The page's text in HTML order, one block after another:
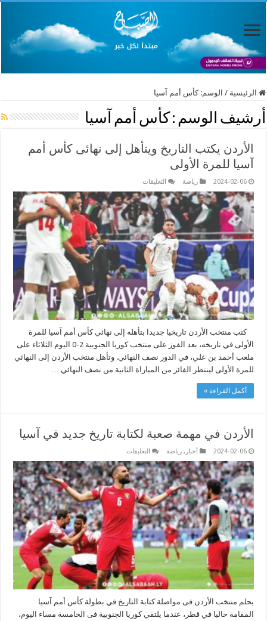
الرئيسية / الوسم:كأس أمم آسيا
أرشيف الوسم : كأس أمم آسيا
الأردن يكتب التاريخ ويتأهل إلى نهائى كأس أمم
آسيا للمرة الأولى
2024-02-06 رياضة التعليقات
يكتب
التاريخ
ويتأهل
إلى
نهائى
كأس
أمم
آسيا
للمرة
الأولى
مغلقة
كتب منتخب الأردن تاريخيا جديدا بتأهله إلى نهائي كأس أمم آسيا للمرة
الأولى في تاريخه، بعد الفوز على منتخب كوريا الجنوبية 2-0 اليوم الثلاثاء على
ملعب أحمد بن علي، في الدور نصف النهائي. وتأهل منتخب الأردن إلى النهائي
للمرة الأولى لينتظر الفائز من المباراة الثانية من نصف النهائي …
أكمل القراءة »
الأردن في مهمة صعبة لكتابة تاريخ جديد في آسيا
2024-02-06 أخبار ,رياضة التعليقات
في
مهمة
صعبة
لكتابة
تاريخ
جديد
في
آسيا
مغلقة
يحلم منتخب الأردن فى مواصلة كتابة التاريخ في بطولة كأس أمم آسيا
المقامة حاليا في قطر، عندما يلتقي كوريا الجنوبية فى الخامسة مساء اليوم،